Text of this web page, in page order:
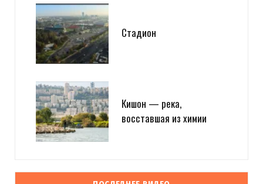
Стадион
Кишон — река,
восставшая из химии